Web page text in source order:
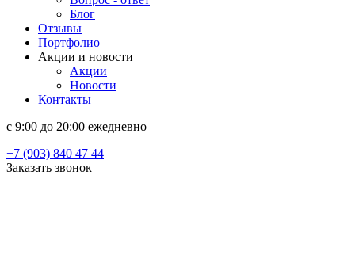
Блог
Отзывы
Портфолио
Акции и новости
Акции
Новости
Контакты
c 9:00 до 20:00 ежедневно
+7 (903) 840 47 44
Заказать звонок